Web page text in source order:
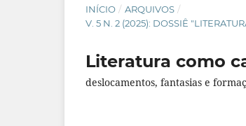
INÍCIO / ARQUIVOS /
V. 5 N. 2 (2025): DOSSIÊ
Literatura como
deslocamentos, fantasias e